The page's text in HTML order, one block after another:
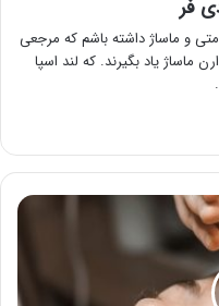
فر
و ماساژ داشته باشم که مرجعی
ماساژ یاد بگیرند. که لند اسپا